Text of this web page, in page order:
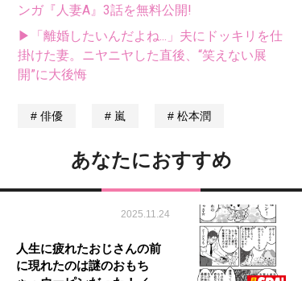
ンガ『人妻A』3話を無料公開!
▶「離婚したいんだよね...」夫にドッキリを仕
掛けた妻。ニヤニヤした直後、“笑えない展
開”に大後悔
俳優 嵐 松本潤
あなたにおすすめ
2025.11.24
人生に疲れたおじさんの前
に現れたのは謎のおもち